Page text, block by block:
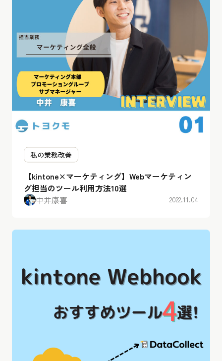
私の業務改善
【kintone×マーケティング】Webマーケティン
グ担当のツール利用方法10選
中井康喜
2022.11.04